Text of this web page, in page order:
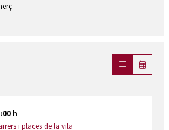
h
i places de la vila